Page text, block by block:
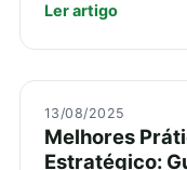
Ler artigo
13/08/2025
Melhores
Estratégico: